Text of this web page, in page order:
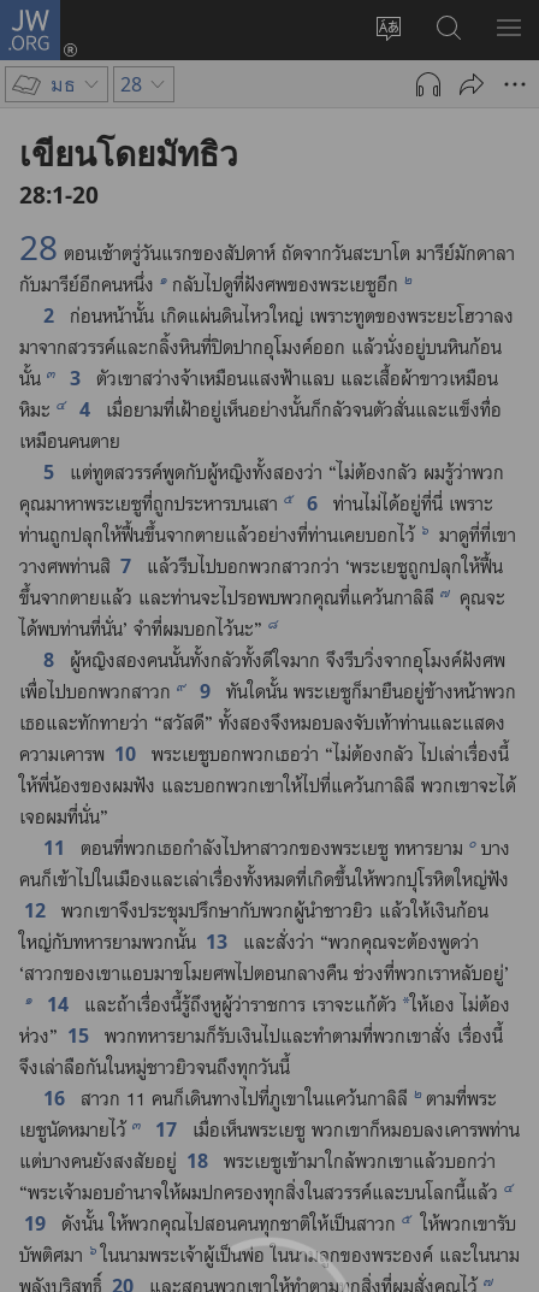
JW.ORG
เปลี่ยน
ภาษา
เข้า
ค้นหา
ใน
JW.ORG
แส
มธ 28
เขียนโดยมัทธิว
28:1-20
28 ตอน​เช้า​ตรู่​วัน​แรก​ของ​สัปดาห์ ถัด​จาก​วัน​สะบาโต มารีย์​มักดาลา​
กับ​มารีย์​อีก​คน​หนึ่ง ๑ กลับ​ไป​ดู​ที่​ฝัง​ศพ​ของ​พระ​เยซู​อีก ๒
2
ก่อน​หน้า​นั้น เกิด​แผ่นดิน​ไหว​ใหญ่ เพราะ​ทูต​ของ​พระ​ยะโฮวา​ลง​
มา​จาก​สวรรค์​และ​กลิ้ง​หิน​ที่​ปิด​ปาก​อุโมงค์​ออก แล้ว​นั่ง​อยู่​บน​หิน​ก้อน​
นั้น ๓ 3
ตัว​เขา​สว่าง​จ้า​เหมือน​แสง​ฟ้า​แลบ และ​เสื้อ​ผ้า​ขาว​เหมือน​
หิมะ ๔ 4
เมื่อ​ยาม​ที่​เฝ้า​อยู่​เห็น​อย่าง​นั้น​ก็​กลัว​จน​ตัว​สั่น​และ​แข็ง​ทื่อ​
เหมือน​คน​ตาย
5
แต่​ทูตสวรรค์​พูด​กับ​ผู้​หญิง​ทั้ง​สอง​ว่า “ไม่​ต้อง​กลัว ผม​รู้​ว่า​พวก​
คุณ​มา​หา​พระ​เยซู​ที่​ถูก​ประหาร​บน​เสา ๕ 6 ท่าน​ไม่​ได้​อยู่​ที่​นี่ เพราะ​
ท่าน​ถูก​ปลุก​ให้​ฟื้น​ขึ้น​จาก​ตาย​แล้ว​อย่าง​ที่​ท่าน​เคย​บอก​ไว้ ๖ มา​ดู​ที่​ที่​เขา​
วาง​ศพ​ท่าน​สิ 7
แล้ว​รีบ​ไป​บอก​พวก​สาวก​ว่า ‘พระ​เยซู​ถูก​ปลุก​ให้​ฟื้น​
ขึ้น​จาก​ตาย​แล้ว และ​ท่าน​จะ​ไป​รอ​พบ​พวก​คุณ​ที่​แคว้น​กาลิลี ๗ คุณ​จะ​
ได้​พบ​ท่าน​ที่​นั่น’ จำ​ที่​ผม​บอก​ไว้​นะ” ๘
8
ผู้​หญิง​สอง​คน​นั้น​ทั้ง​กลัว​ทั้ง​ดีใจ​มาก จึง​รีบ​วิ่ง​จาก​อุโมงค์​ฝัง​ศพ​
เพื่อ​ไป​บอก​พวก​สาวก ๙ 9 ทันใด​นั้น พระ​เยซู​ก็​มา​ยืน​อยู่​ข้าง​หน้า​พวก​
เธอ​และ​ทักทาย​ว่า “สวัสดี” ทั้ง​สอง​จึง​หมอบ​ลง​จับ​เท้า​ท่าน​และ​แสดง​
ความ​เคารพ 10 พระ​เยซู​บอก​พวก​เธอ​ว่า “ไม่​ต้อง​กลัว ไป​เล่า​เรื่อง​นี้​
ให้​พี่​น้อง​ของ​ผม​ฟัง และ​บอก​พวก​เขา​ให้​ไป​ที่​แคว้น​กาลิลี พวก​เขา​จะ​ได้​
เจอ​ผม​ที่​นั่น”
11
ตอน​ที่​พวก​เธอ​กำลัง​ไป​หา​สาวก​ของ​พระ​เยซู ทหาร​ยาม ๐ บาง​
คน​ก็​เข้า​ไป​ใน​เมือง​และ​เล่า​เรื่อง​ทั้ง​หมด​ที่​เกิด​ขึ้น​ให้​พวก​ปุโรหิต​ใหญ่​ฟัง
12 พวก​เขา​จึง​ประชุม​ปรึกษา​กับ​พวก​ผู้​นำ​ชาว​ยิว แล้ว​ให้​เงิน​ก้อน​
ใหญ่​กับ​ทหาร​ยาม​พวก​นั้น 13
และ​สั่ง​ว่า “พวก​คุณ​จะ​ต้อง​พูด​ว่า
‘สาวก​ของ​เขา​แอบ​มา​ขโมย​ศพ​ไป​ตอน​กลางคืน ช่วง​ที่​พวก​เรา​หลับ​อยู่’
๑ 14 และ​ถ้า​เรื่อง​นี้​รู้​ถึง​หู​ผู้​ว่า​ราชการ เรา​จะ​แก้​ตัว *ให้​เอง ไม่​ต้อง​
ห่วง” 15 พวก​ทหาร​ยาม​ก็​รับ​เงิน​ไป​และ​ทำ​ตาม​ที่​พวก​เขา​สั่ง เรื่อง​นี้​
จึง​เล่า​ลือ​กัน​ใน​หมู่​ชาว​ยิว​จน​ถึง​ทุก​วัน​นี้
16
สาวก 11 คน​ก็​เดิน​ทาง​ไป​ที่​ภูเขา​ใน​แคว้น​กาลิลี ๒ ตาม​ที่​พระ​
เยซู​นัด​หมาย​ไว้ ๓ 17
เมื่อ​เห็น​พระ​เยซู พวก​เขา​ก็​หมอบ​ลง​เคารพ​ท่าน
แต่​บาง​คน​ยัง​สงสัย​อยู่ 18 พระ​เยซู​เข้า​มา​ใกล้​พวก​เขา​แล้ว​บอก​ว่า
“พระเจ้า​มอบ​อำนาจ​ให้​ผม​ปกครอง​ทุก​สิ่ง​ใน​สวรรค์​และ​บน​โลก​นี้​แล้ว ๔
19 ดัง​นั้น ให้​พวก​คุณ​ไป​สอน​คน​ทุก​ชาติ​ให้​เป็น​สาวก ๕ ให้​พวก​เขา​รับ​
บัพติศมา ๖ ใน​นาม​พระเจ้า​ผู้​เป็น​พ่อ ใน​นาม​ลูก​ของ​พระองค์ และ​ใน​นาม​
20 ๗